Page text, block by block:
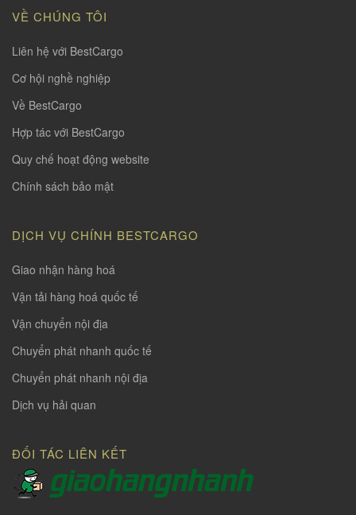
VỀ CHÚNG TÔI
Liên hệ với BestCargo
Cơ hội nghề nghiệp
Về BestCargo
Hợp tác với BestCargo
Quy chế hoạt động website
Chính sách bảo mật
DỊCH VỤ CHÍNH BESTCARGO
Giao nhận hàng hoá
Vận tải hàng hoá quốc tế
Vận chuyển nội địa
Chuyển phát nhanh quốc tế
Chuyển phát nhanh nội địa
Dịch vụ hải quan
ĐỐI TÁC LIÊN KẾT